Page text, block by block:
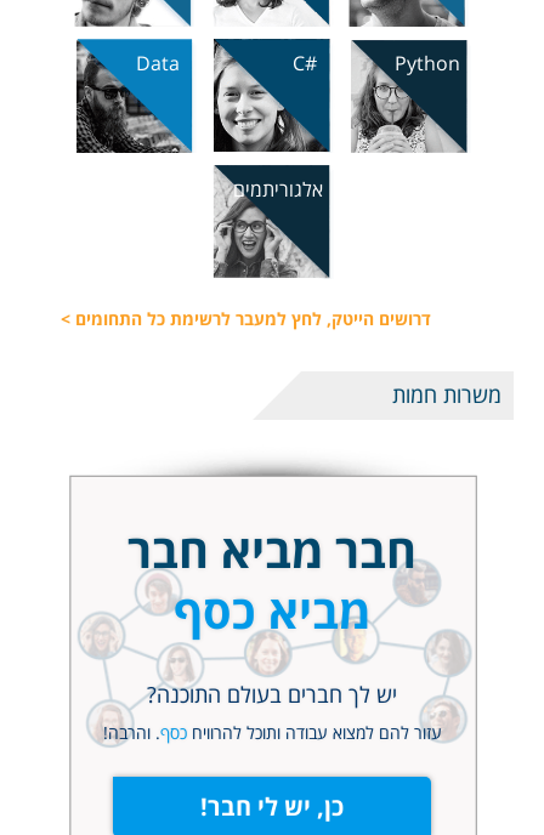
Python
C#
Data
אלגוריתמים
דרושים הייטק, לחץ למעבר לרשימת כל התחומים >
משרות חמות
חבר מביא חבר
מביא כסף
יש לך חברים בעולם התוכנה?
עזור להם למצוא עבודה ותוכל להרוויחכסף. והרבה!
כן, יש לי חבר!